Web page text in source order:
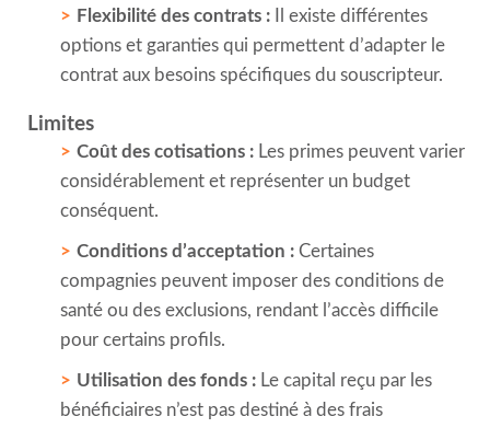
Flexibilité des contrats : Il existe différentes
options et garanties qui permettent d’adapter le
contrat aux besoins spécifiques du souscripteur.
Limites
Coût des cotisations : Les primes peuvent varier
considérablement et représenter un budget
conséquent.
Conditions d’acceptation : Certaines
compagnies peuvent imposer des conditions de
santé ou des exclusions, rendant l’accès difficile
pour certains profils.
Utilisation des fonds : Le capital reçu par les
bénéficiaires n’est pas destiné à des frais